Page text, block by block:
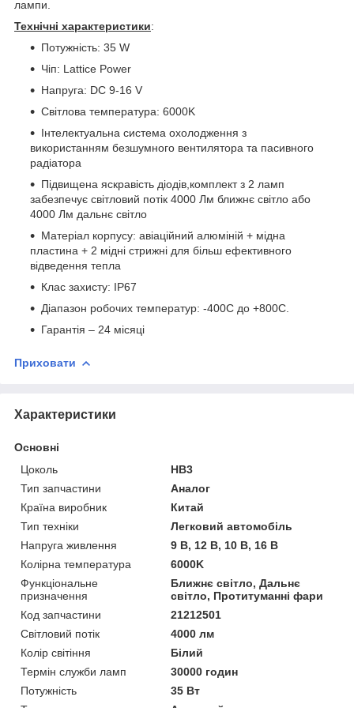
лампи.
Технічні характеристики:
Потужність: 35 W
Чіп: Lattice Power
Напруга: DC 9-16 V
Світлова температура: 6000K
Інтелектуальна система охолодження з
використанням безшумного вентилятора та пасивного
радіатора
Підвищена яскравість діодів,комплект з 2 ламп
забезпечує світловий потік 4000 Лм ближнє світло або
4000 Лм дальнє світло
Матеріал корпусу: авіаційний алюміній + мідна
пластина + 2 мідні стрижні для більш ефективного
відведення тепла
Клас захисту: IP67
Діапазон робочих температур: -400С до +800С.
Гарантія – 24 місяці
Приховати
Характеристики
Основні
Цоколь
HB3
Тип запчастини
Аналог
Країна виробник
Китай
Тип техніки
Легковий автомобіль
Напруга живлення
9 В, 12 В, 10 В, 16 В
Колірна температура
6000K
Функціональне
призначення
Ближнє світло, Дальнє
світло, Протитуманні фари
Код запчастини
21212501
Світловий потік
4000 лм
Колір світіння
Білий
Термін служби ламп
30000 годин
Потужність
35 Вт